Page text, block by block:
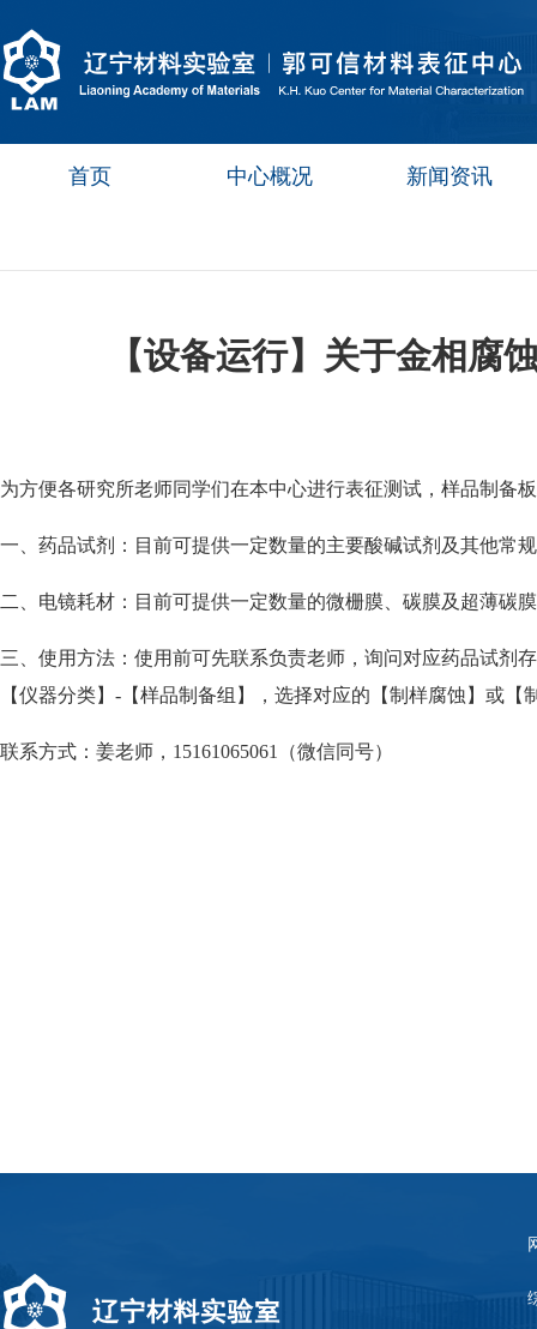
首页 中心概况 新闻资讯
【设备运行】关于金相腐
为方便各研究所老师同学们在本中心进行表征测试，样品制备
一、 药品试剂：目前可提供一定数量的主要酸碱试剂及其他常
二、 电镜耗材：目前可提供一定数量的微栅膜、碳膜及超薄碳
三、
使用方法：使用前可先联系负责老师，询问对应药品试剂
【仪器分类】-【样品制备组】，选择对应的【制样腐蚀】或
联系方式：姜老师， 15161065061（微信同号）